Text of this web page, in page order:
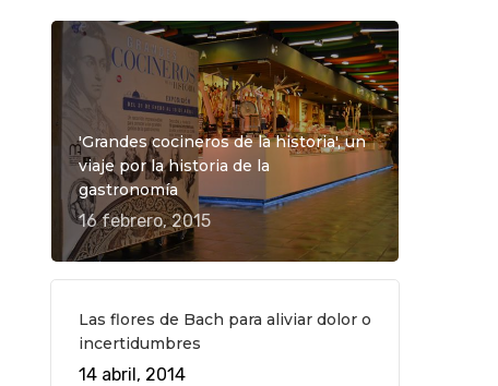
'Grandes cocineros de la historia', un
viaje por la historia de la
gastronomía
16 febrero, 2015
Las flores de Bach para aliviar dolor o
incertidumbres
14 abril, 2014